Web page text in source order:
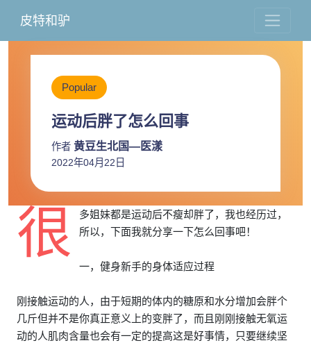
皮特和驴
Popular
运动后胖了怎么回事
作者 黄豆生北国—医漾
2022年04月22日
很
多姐妹都是运动后不瘦却胖了，我也经历过，
所以，下面我就分享一下怎么回事吧！
一，健身新手的身体适应过程
刚接触运动的人，由于短期的体内的糖原和水分增加会胖个
几斤但并不是你真正意义上的变胖了，而且刚刚接触无氧运
动的人肌肉含量也会有一定的提高这是好事情，只要继续坚